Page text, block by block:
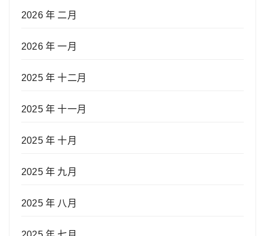
2026 年 二月
2026 年 一月
2025 年 十二月
2025 年 十一月
2025 年 十月
2025 年 九月
2025 年 八月